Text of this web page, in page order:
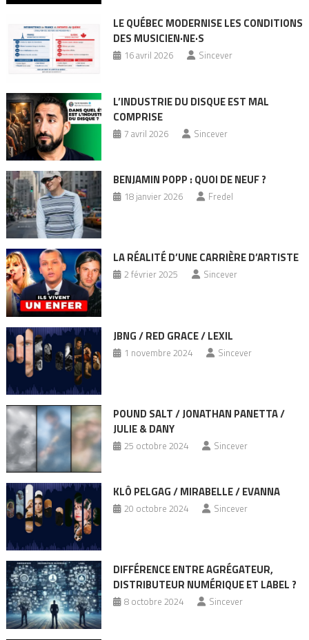
LE QUÉBEC MODERNISE LES CONDITIONS
DES MUSICIEN·NE·S
16 avril 2026 Sincever
L’INDUSTRIE DU DISQUE EST MAL
COMPRISE
7 avril 2026 Sincever
BENJAMIN POPP : QUOI DE NEUF ?
18 janvier 2026 Fredel
LA RÉALITÉ D’UNE CARRIÈRE D’ARTISTE
2 février 2025 Sincever
JBNG / RED GRACE / LEXIL
1 novembre 2024 Sincever
POUND SALT / JONATHAN PANETTA /
JULIE & DANY
25 octobre 2024 Sincever
KLÔ PELGAG / MIRABELLE / EVANNA
20 octobre 2024 Sincever
DIFFÉRENCE ENTRE AGRÉGATEUR,
DISTRIBUTEUR NUMÉRIQUE ET LABEL ?
8 octobre 2024 Sincever